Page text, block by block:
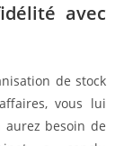
avec
de stock
vous lui
besoin de